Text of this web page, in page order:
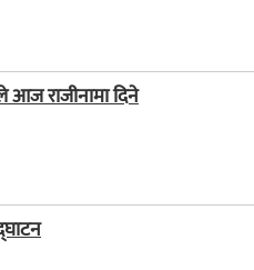
आज राजीनामा दिने